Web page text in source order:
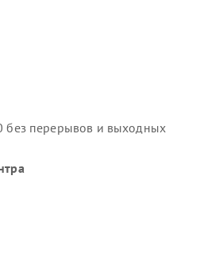
перерывов и выходных